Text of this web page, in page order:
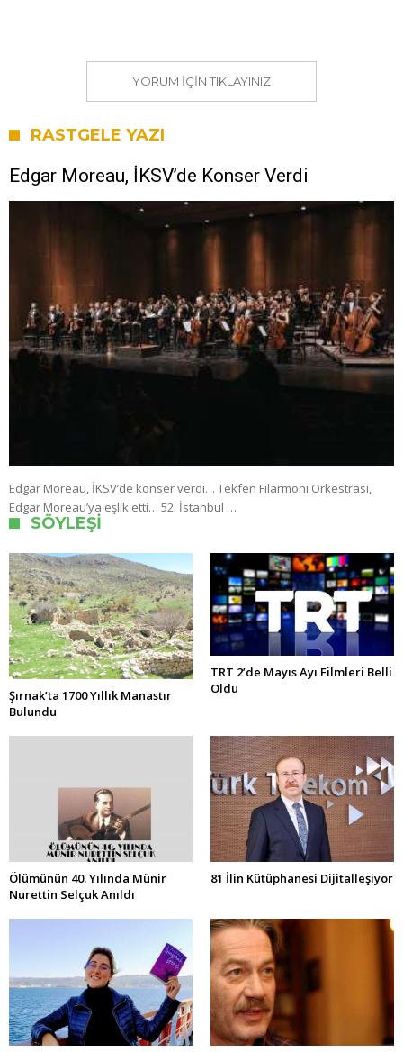
YORUM IÇIN TIKLAYINIZ
RASTGELE YAZI
Edgar Moreau, İKSV’de Konser Verdi
Edgar Moreau, İKSV’de konser verdi… Tekfen Filarmoni Orkestrası,
Edgar Moreau’ya eşlik etti… 52. İstanbul …
SÖYLEŞI
Şırnak’ta 1700 Yıllık Manastır
Bulundu
TRT 2’de Mayıs Ayı Filmleri Belli
Oldu
Ölümünün 40. Yılında Münir
Nurettin Selçuk Anıldı
81 İlin Kütüphanesi Dijitalleşiyor